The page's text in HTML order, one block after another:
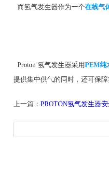
而氢气发生器作为一个在线气
Proton 氢气发生器采用PEM纯
提供集中供气的同时，还可保
上一篇： PROTON氢气发生器